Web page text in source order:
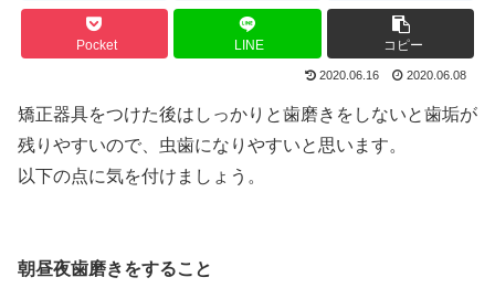
Pocket LINE コピー
2020.06.16 2020.06.08
矯正器具をつけた後はしっかりと歯磨きをしないと歯垢が
残りやすいので、虫歯になりやすいと思います。
以下の点に気を付けましょう。
朝昼夜歯磨きをすること